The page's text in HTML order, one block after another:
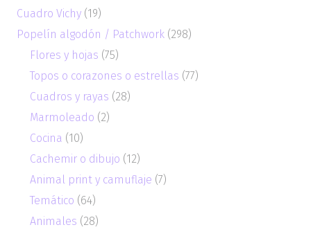
Cuadro Vichy (19)
Popelín algodón / Patchwork (298)
Flores y hojas (75)
Topos o corazones o estrellas (77)
Cuadros y rayas (28)
Marmoleado (2)
Cocina (10)
Cachemir o dibujo (12)
Animal print y camuflaje (7)
Temático (64)
Animales (28)